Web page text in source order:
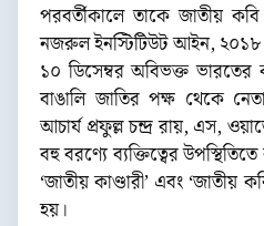
পরবর্তীকালে তাকে জাতীয়
নজরুল ইনস্টিটিউট আইন, ২০১৮
১০ ডিসেম্বর অবিভক্ত ভারতের
বাঙালি জাতির পক্ষ থেকে
আচার্য প্রফুল্ল চন্দ্র রায়, এস,
বহু বরণ্যে ব্যক্তিত্বের
‘জাতীয় কাণ্ডারী’ এবং ‘জাতীয়
হয়।